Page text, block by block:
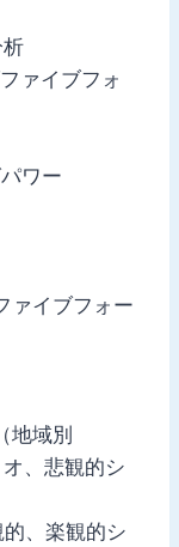
ァイブフォ
ワー
ァイブフォー
地域別
、悲観的シ
、楽観的シ